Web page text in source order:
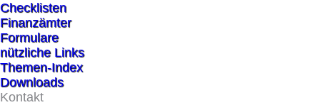
Checklisten
Finanzämter
Formulare
nützliche Links
Themen-Index
Downloads
Kontakt